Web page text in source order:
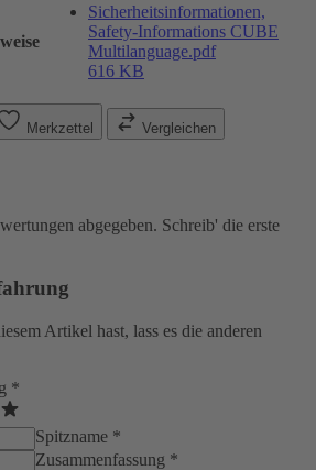
Sicherheitsinformationen,
Safety-Informations CUBE
Multilanguage.pdf
616 KB
Merkzettel Vergleichen
abgegeben. Schreib' die erste
Artikel hast, lass es die anderen
*
Spitzname *
Zusammenfassung *